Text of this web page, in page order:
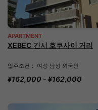
APARTMENT
XEBEC 긴시 호쿠사이 거리
입주조건： 여성 남성 외국인
¥162,000 - ¥162,000